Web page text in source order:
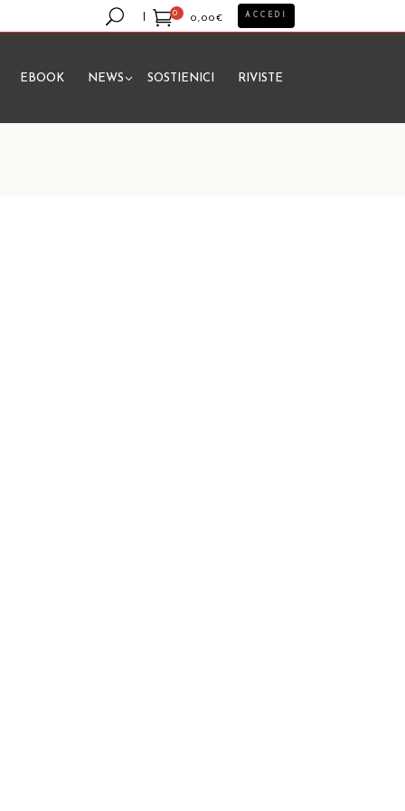
0
0,00€
prodotto nel carrello.
ACCEDI
EBOOK NEWS SOSTIENICI RIVISTE